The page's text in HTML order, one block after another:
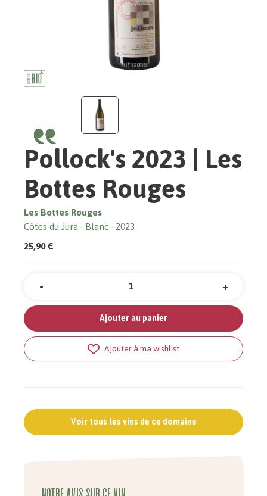
Pollock's 2023 | Les
Bottes Rouges
Les Bottes Rouges
Côtes du Jura Blanc 2023
25,90 €
Quantité +
-
Ajouter au panier
Ajouter à ma wishlist
Voir tous les vins de ce domaine